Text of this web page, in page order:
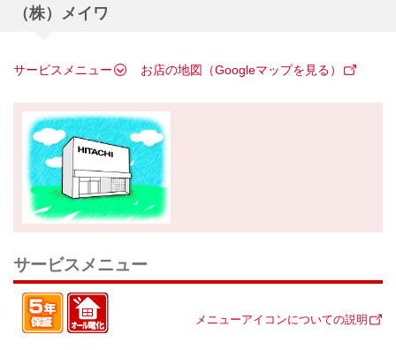
（株）メイワ
サービスメニュー お店の地図（Googleマップを見る）
サービスメニュー
メニューアイコンについての説明